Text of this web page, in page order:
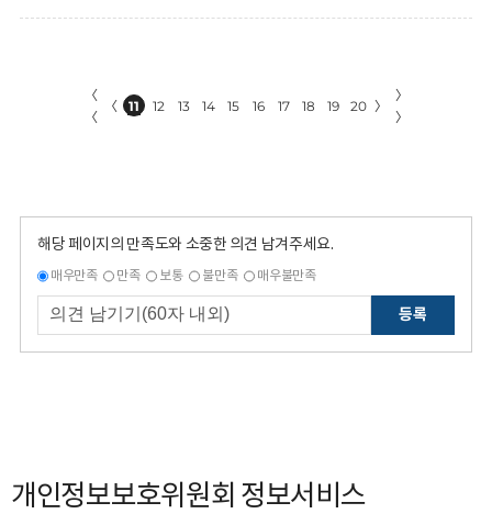
〈
〈
〈 11 12 13 14 15 16 17 18 19 20 〉
〉
〉
해당 페이지의 만족도와 소중한 의견 남겨주세요.
매우만족 만족 보통 불만족 매우불만족
등록
개인정보보호위원회 정보서비스